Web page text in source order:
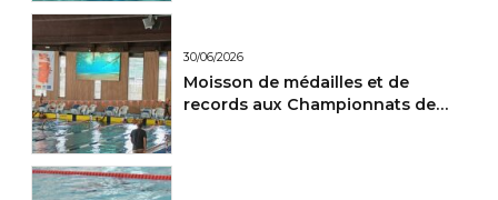
30/06/2026
Moisson de médailles et de
records aux Championnats de